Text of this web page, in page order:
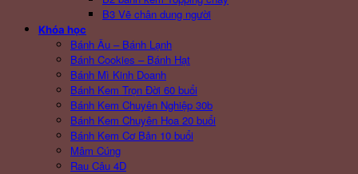
B3 Vẽ chân dung người
Khóa học
Bánh Âu – Bánh Lạnh
Bánh Cookies – Bánh Hạt
Bánh Mì Kinh Doanh
Bánh Kem Trọn Đời 60 buổi
Bánh Kem Chuyên Nghiệp 30b
Bánh Kem Chuyên Hoa 20 buổi
Bánh Kem Cơ Bản 10 buổi
Mâm Cúng
Rau Câu 4D